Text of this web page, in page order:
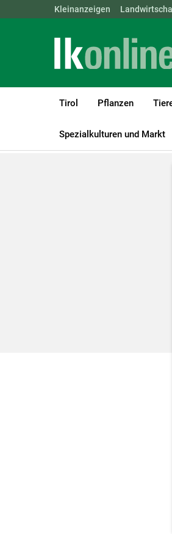
Landwirtschaftskammern:
Kleinanzeigen
Tirol Pflanzen
Spezialkulturen und Markt
LK Tirol Forst Beratungsvideos